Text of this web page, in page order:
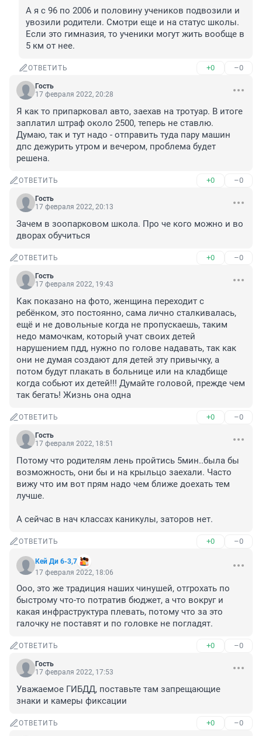
А я с 96 по 2006 и половину учеников подвозили и
увозили родители. Смотри еще и на статус школы.
Если это гимназия, то ученики могут жить вообще в
5 км от нее.
ОТВЕТИТЬ +0 –0
Гость
17 февраля 2022, 20:28
Я как то припарковал авто, заехав на тротуар. В итоге
заплатил штраф около 2500, теперь не ставлю.
Думаю, так и тут надо - отправить туда пару машин
дпс дежурить утром и вечером, проблема будет
решена.
ОТВЕТИТЬ +0 –0
Гость
17 февраля 2022, 20:13
Зачем в зоопарковом школа. Про че кого можно и во
дворах обучиться
ОТВЕТИТЬ +0 –0
Гость
17 февраля 2022, 19:43
Как показано на фото, женщина переходит с
ребёнком, это постоянно, сама лично сталкивалась,
ещё и не довольные когда не пропускаешь, таким
недо мамочкам, который учат своих детей
нарушением пдд, нужно по голове надавать, так как
они не думая создают для детей эту привычку, а
потом будут плакать в больнице или на кладбище
когда собьют их детей!!! Думайте головой, прежде чем
так бегать! Жизнь она одна
ОТВЕТИТЬ +0 –0
Гость
17 февраля 2022, 18:51
Потому что родителям лень пройтись 5мин..была бы
возможность, они бы и на крыльцо заехали. Часто
вижу что им вот прям надо чем ближе доехать тем
лучше.
А сейчас в нач классах каникулы, заторов нет.
ОТВЕТИТЬ +0 –0
Кей Ди 6-3,7
17 февраля 2022, 18:06
Ооо, это же традиция наших чинушей, отгрохать по
быстрому что-то потратив бюджет, а что вокруг и
какая инфраструктура плевать, потому что за это
галочку не поставят и по головке не погладят.
ОТВЕТИТЬ +0 –0
Гость
17 февраля 2022, 17:53
Уважаемое ГИБДД, поставьте там запрещающие
знаки и камеры фиксации
ОТВЕТИТЬ +0 –0